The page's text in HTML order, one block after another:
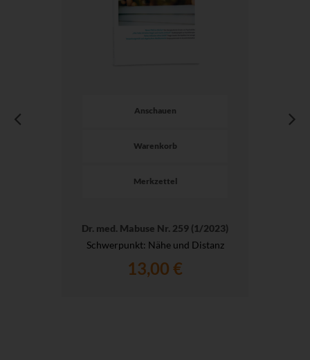
Anschauen
Warenkorb
Merkzettel
Dr. med. Mabuse Nr. 259 (1/2023)
Schwerpunkt: Nähe und Distanz
13,00 €